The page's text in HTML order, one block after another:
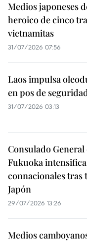
Medios japoneses
heroico de cinco
vietnamitas
31/07/2026 07:56
Laos impulsa
en pos de
31/07/2026 03:13
Consulado
Fukuoka
connacionales tras
Japón
29/07/2026 13:26
Medios